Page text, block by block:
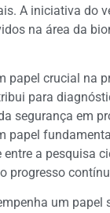
A iniciativa do
na área da
papel crucial na
para
segurança em
papel
a pesquisa
progresso
um